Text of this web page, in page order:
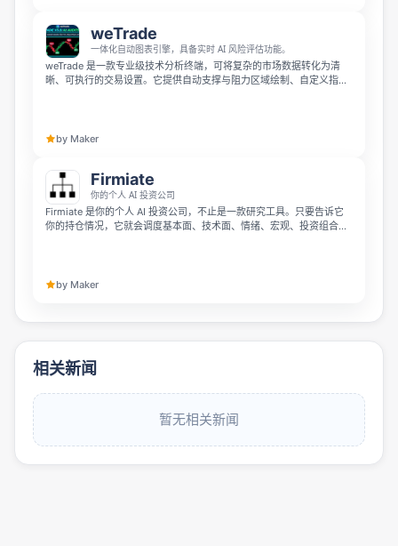
weTrade
一体化自动图表引擎，具备实时 AI 风险评估功能。
weTrade 是一款专业级技术分析终端，可将复杂的市场数据转化为清
晰、可执行的交易设置。它提供自动支撑与阻力区域绘制、自定义指标
by Maker
Firmiate
你的个人 AI 投资公司
Firmiate 是你的个人 AI 投资公司，不止是一款研究工具。只要告诉它
你的持仓情况，它就会调度基本面、技术面、情绪、宏观、投资组合适
造，现在可以免费试用。
by Maker
相关新闻
暂无相关新闻